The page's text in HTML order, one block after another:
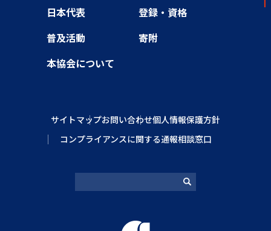
日本代表
登録・資格
普及活動
寄附
本協会について
サイトマップお問い合わせ個人情報保護方針
コンプライアンスに関する通報相談窓口